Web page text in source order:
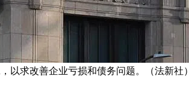
以求改善企业亏损和债务问题。（法新社）